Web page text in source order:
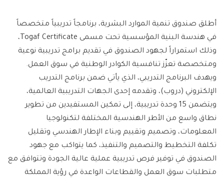
أطلق صندوق تنمية الموارد البشرية، برنامجاً تدريبياً متخصصاً
في هندسة البنية المؤسسية تحت مسمى Togaf Certificate،
وذلك استمراراً لجهود الصندوق في تقديم برامج تدريبية نوعية
ومتخصصة تعزّز تنافسية الكوادر الوطنية في سوق العمل.
ويهدف البرنامج التدريبي، الذي يأتي ضمن برنامج التدريب
الإلكتروني (دروب)، وتقدمه إحدى الجهات التدريبية العالمية،
ويتضمن 15 وحدة تدريبية، إلى تمكين المستفيدين من تطوير
نطاق واسع من الأطر الهندسية المختلفة لتكنولوجيا
المعلومات، وتصميم وتقييم وبناء الإطار الهندسي وتقليل
تكلفة التخطيط والتصميم والتنفيذ، كما يتواكب مع جهود
الصندوق في توفير فرص تدريبية عملية عالية الجودة وتتوافق مع
متطلبات سوق العمل والقطاعات الواعدة في رؤية المملكة